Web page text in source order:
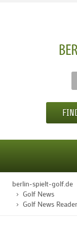
STARTSEITE
berlin-spielt-golf.de
Golf News
Golf News Reader